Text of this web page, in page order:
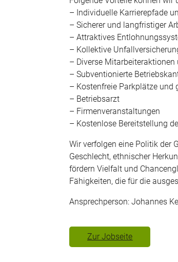
– Individuelle Karrierepfade
– Sicherer und langfristiger
– Attraktives
– Kollektive
– Diverse Mitarbeiteraktionen
– Subventionierte
– Kostenfreie Parkplätze und
– Betriebsarzt
– Firmenveranstaltungen
– Kostenlose Bereitstellung
Wir verfolgen eine Politik der
Geschlecht, ethnischer
fördern Vielfalt und
Fähigkeiten, die für die
Ansprechperson: Johannes
Zur Jobseite